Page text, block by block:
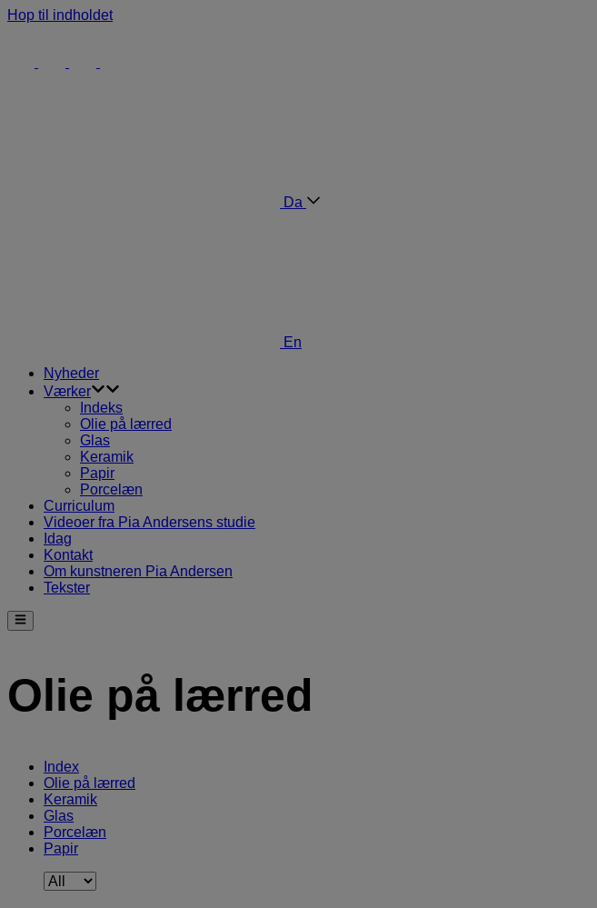
Hop til indholdet
Da
En
Nyheder
Værker
Indeks
Olie på lærred
Glas
Keramik
Papir
Porcelæn
Curriculum
Videoer fra Pia Andersens studie
Idag
Kontakt
Om kunstneren Pia Andersen
Tekster
Olie på lærred
Index
Olie på lærred
Keramik
Glas
Porcelæn
Papir